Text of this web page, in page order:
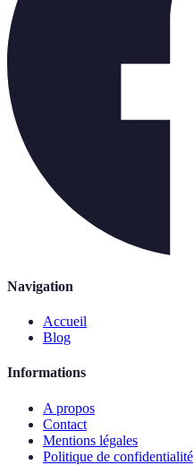
Navigation
Accueil
Blog
Informations
A propos
Contact
Mentions légales
Politique de confidentialité